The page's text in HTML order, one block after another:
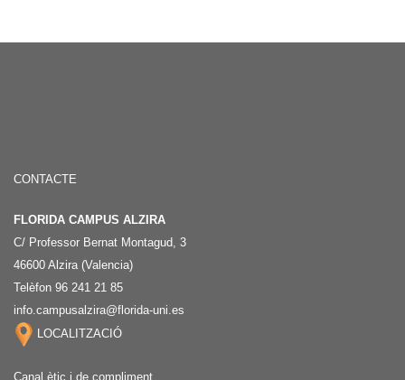
CONTACTE
FLORIDA CAMPUS ALZIRA
C/ Professor Bernat Montagud, 3
46600 Alzira (Valencia)
Telèfon 96 241 21 85
info.campusalzira@florida-uni.es
LOCALITZACIÓ
Canal ètic i de compliment